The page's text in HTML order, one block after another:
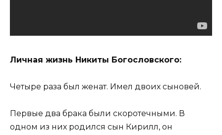
Личная жизнь Никиты Богословского:
Четыре раза был женат. Имел двоих сыновей.
Первые два брака были скоротечными. В
одном из них родился сын Кирилл, он